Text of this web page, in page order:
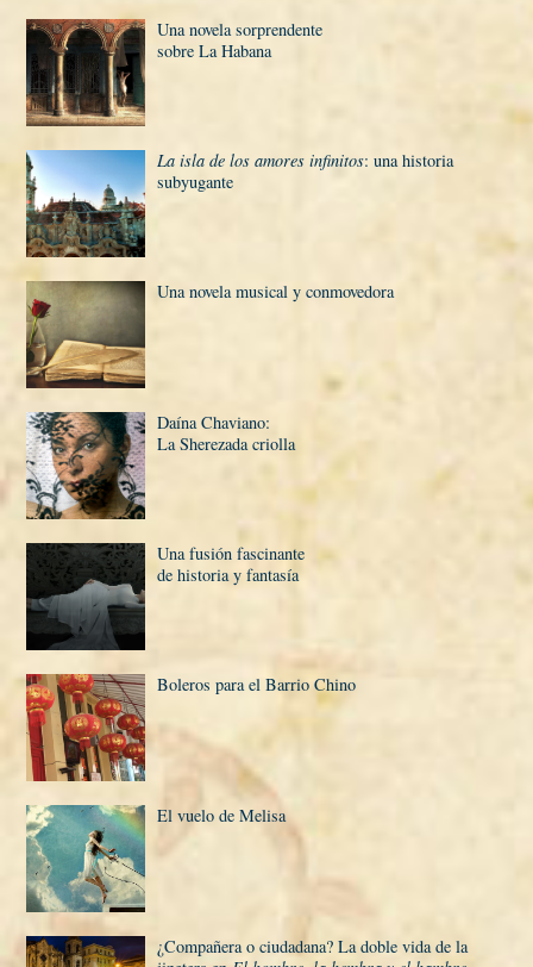
Una novela sorprendente
sobre La Habana
La isla de los amores infinitos: una historia
subyugante
Una novela musical y conmovedora
Daí­na Chaviano:
La Sherezada criolla
Una fusión fascinante
de historia y fantasí­a
Boleros para el Barrio Chino
El vuelo de Melisa
¿Compañera o ciudadana? La doble vida de la